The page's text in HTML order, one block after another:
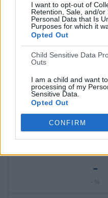
I want to opt-out of
Retention, Sale, and/or
Personal Data that Is
Purposes for which it
Opted Out
Child Sensitive Data
Outs
I am a child and want
processing of my
Sensitive Data.
Opted Out
CONFIRM
RANKING
Women's FA Cup
Ver
Nº DE PARTIDOS
LUNES MARTES
-
-
- %